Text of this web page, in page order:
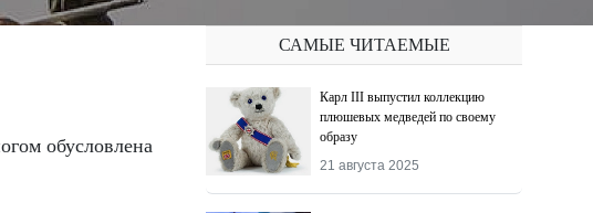
САМЫЕ ЧИТАЕМЫЕ
Карл III выпустил коллекцию
плюшевых медведей по своему
образу
21 августа 2025